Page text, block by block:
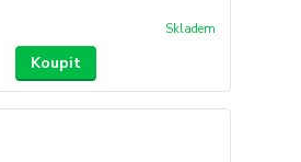
Skladem
Koupit